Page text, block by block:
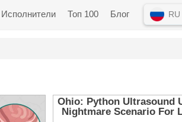
Исполнители Топ 100 Блог RU